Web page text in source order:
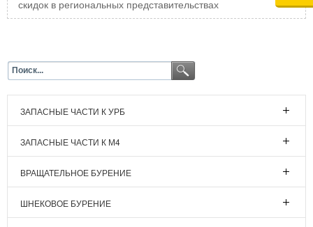
скидок в региональных представительствах
ЗАПАСНЫЕ ЧАСТИ К УРБ
ЗАПАСНЫЕ ЧАСТИ К М4
ВРАЩАТЕЛЬНОЕ БУРЕНИЕ
ШНЕКОВОЕ БУРЕНИЕ